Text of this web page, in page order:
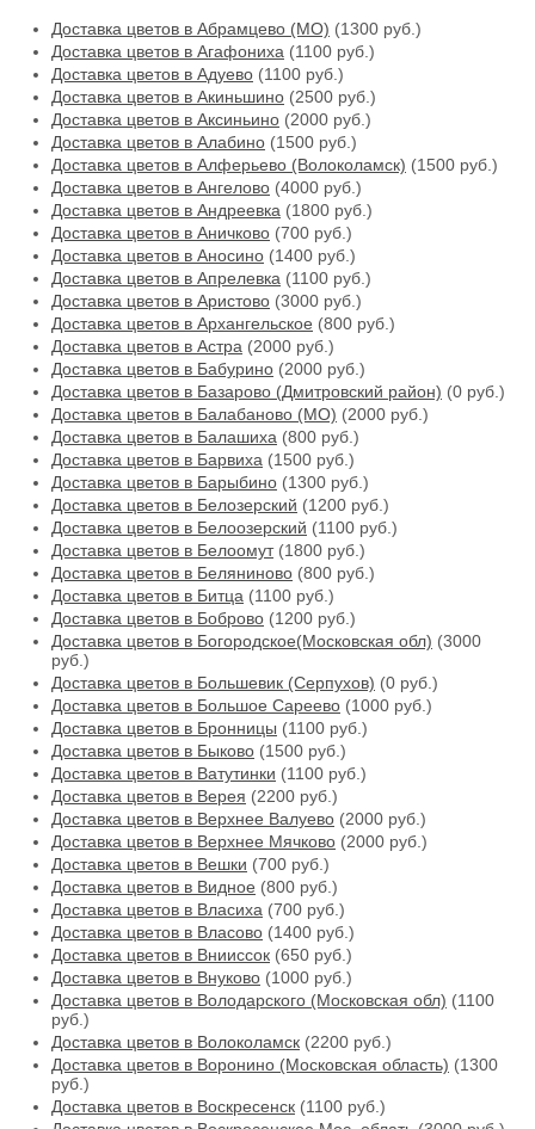
Доставка цветов в Абрамцево (МО) (1300 руб.)
Доставка цветов в Агафониха (1100 руб.)
Доставка цветов в Адуево (1100 руб.)
Доставка цветов в Акиньшино (2500 руб.)
Доставка цветов в Аксиньино (2000 руб.)
Доставка цветов в Алабино (1500 руб.)
Доставка цветов в Алферьево (Волоколамск) (1500 руб.)
Доставка цветов в Ангелово (4000 руб.)
Доставка цветов в Андреевка (1800 руб.)
Доставка цветов в Аничково (700 руб.)
Доставка цветов в Аносино (1400 руб.)
Доставка цветов в Апрелевка (1100 руб.)
Доставка цветов в Аристово (3000 руб.)
Доставка цветов в Архангельское (800 руб.)
Доставка цветов в Астра (2000 руб.)
Доставка цветов в Бабурино (2000 руб.)
Доставка цветов в Базарово (Дмитровский район) (0 руб.)
Доставка цветов в Балабаново (МО) (2000 руб.)
Доставка цветов в Балашиха (800 руб.)
Доставка цветов в Барвиха (1500 руб.)
Доставка цветов в Барыбино (1300 руб.)
Доставка цветов в Белозерский (1200 руб.)
Доставка цветов в Белоозерский (1100 руб.)
Доставка цветов в Белоомут(1800 руб.)
Доставка цветов в Беляниново (800 руб.)
Доставка цветов в Битца (1100 руб.)
Доставка цветов в Боброво (1200 руб.)
Доставка цветов в Богородское(Московская обл) (3000
руб.)
Доставка цветов в Большевик (Серпухов) (0 руб.)
Доставка цветов в Большое Сареево (1000 руб.)
Доставка цветов в Бронницы (1100 руб.)
Доставка цветов в Быково (1500 руб.)
Доставка цветов в Ватутинки (1100 руб.)
Доставка цветов в Верея (2200 руб.)
Доставка цветов в Верхнее Валуево (2000 руб.)
Доставка цветов в Верхнее Мячково (2000 руб.)
Доставка цветов в Вешки (700 руб.)
Доставка цветов в Видное (800 руб.)
Доставка цветов в Власиха (700 руб.)
Доставка цветов в Власово (1400 руб.)
Доставка цветов в Внииссок (650 руб.)
Доставка цветов в Внуково (1000 руб.)
Доставка цветов в Володарского (Московская обл) (1100
руб.)
Доставка цветов в Волоколамск (2200 руб.)
Доставка цветов в Воронино (Московская область) (1300
руб.)
Доставка цветов в Воскресенск (1100 руб.)